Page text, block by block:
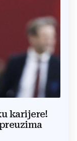
karijere!